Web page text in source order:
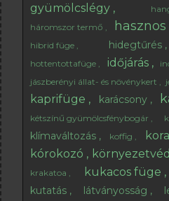
gyümölcslégy
háromszor termő
hibrid füge hidegtűrés
hottentottafüge időjárás
jászberényi állat- és növénykert
kaprifüge karácsony
kétszínű gyümölcsfénybogár
klímaváltozás
koffig
kórokozó
krakatoa kukacos füge
kutatás
látványosság